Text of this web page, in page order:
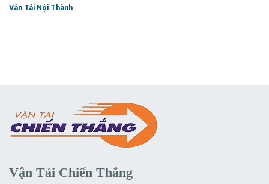
Vận Tải Nội Thành
Vận Tải Chiến Thắng